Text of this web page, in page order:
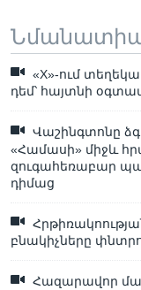
«X»-ում
դեմ՝ հայտնի
Վաշինգտոնը
«Համասի» միջև
զուգահեռաբար
դիմաց
բնակիչները
Հազարավոր